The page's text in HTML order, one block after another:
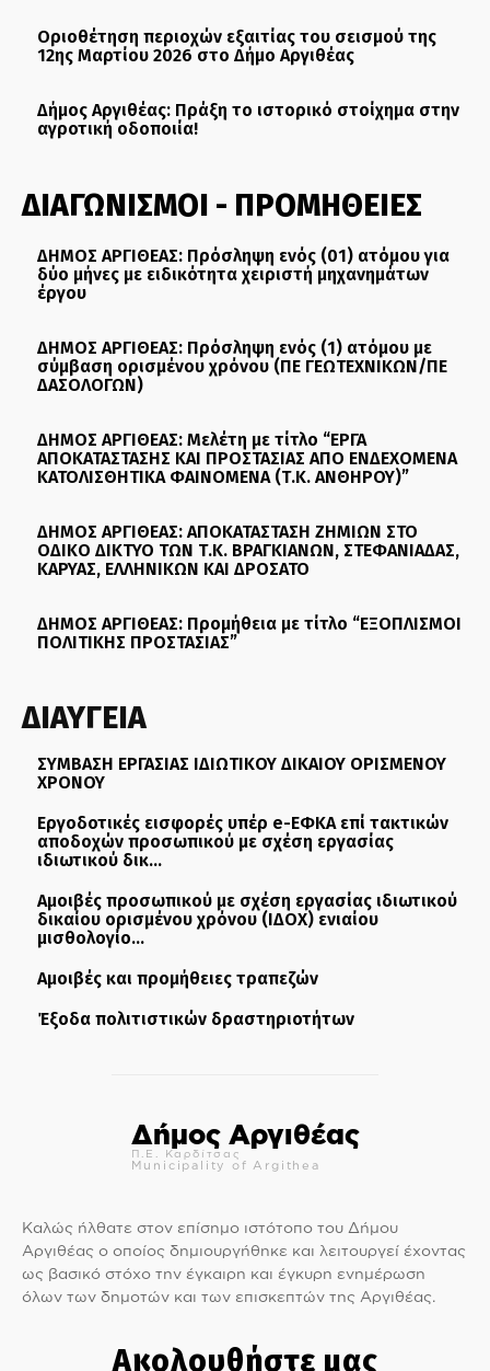
Οριοθέτηση περιοχών εξαιτίας του σεισμού της
12ης Μαρτίου 2026 στο Δήμο Αργιθέας
Δήμος Αργιθέας: Πράξη το ιστορικό στοίχημα στην
αγροτική οδοποιία!
ΔΙΑΓΩΝΙΣΜΟΙ - ΠΡΟΜΗΘΕΙΕΣ
ΔΗΜΟΣ ΑΡΓΙΘΕΑΣ: Πρόσληψη ενός (01) ατόμου για
δύο μήνες με ειδικότητα χειριστή μηχανημάτων
έργου
ΔΗΜΟΣ ΑΡΓΙΘΕΑΣ: Πρόσληψη ενός (1) ατόμου με
σύμβαση ορισμένου χρόνου (ΠΕ ΓΕΩΤΕΧΝΙΚΩΝ/ΠΕ
ΔΑΣΟΛΟΓΩΝ)
ΔΗΜΟΣ ΑΡΓΙΘΕΑΣ: Μελέτη με τίτλο “ΕΡΓΑ
ΑΠΟΚΑΤΑΣΤΑΣΗΣ ΚΑΙ ΠΡΟΣΤΑΣΙΑΣ ΑΠΟ ΕΝΔΕΧΟΜΕΝΑ
ΚΑΤΟΛΙΣΘΗΤΙΚΑ ΦΑΙΝΟΜΕΝΑ (Τ.Κ. ΑΝΘΗΡΟΥ)”
ΔΗΜΟΣ ΑΡΓΙΘΕΑΣ: ΑΠΟΚΑΤΑΣΤΑΣΗ ΖΗΜΙΩΝ ΣΤΟ
ΟΔΙΚΟ ΔΙΚΤΥΟ ΤΩΝ Τ.Κ. ΒΡΑΓΚΙΑΝΩΝ, ΣΤΕΦΑΝΙΑΔΑΣ,
ΚΑΡΥΑΣ, ΕΛΛΗΝΙΚΩΝ ΚΑΙ ΔΡΟΣΑΤΟ
ΔΗΜΟΣ ΑΡΓΙΘΕΑΣ: Προμήθεια με τίτλο “ΕΞΟΠΛΙΣΜΟΙ
ΠΟΛΙΤΙΚΗΣ ΠΡΟΣΤΑΣΙΑΣ”
ΔΙΑΥΓΕΙΑ
ΣΥΜΒΑΣΗ ΕΡΓΑΣΙΑΣ ΙΔΙΩΤΙΚΟΥ ΔΙΚΑΙΟΥ ΟΡΙΣΜΕΝΟΥ
ΧΡΟΝΟΥ
Εργοδοτικές εισφορές υπέρ e-ΕΦΚΑ επί τακτικών
αποδοχών προσωπικού με σχέση εργασίας
ιδιωτικού δικ...
Αμοιβές προσωπικού με σχέση εργασίας ιδιωτικού
δικαίου ορισμένου χρόνου (ΙΔΟΧ) ενιαίου
μισθολογίο...
Αμοιβές και προμήθειες τραπεζών
Έξοδα πολιτιστικών δραστηριοτήτων
Δήμος Αργιθέας
Π.Ε. Καρδίτσας
Municipality of Argithea
Καλώς ήλθατε στον επίσημο ιστότοπο του Δήμου
Αργιθέας ο οποίος δημιουργήθηκε και λειτουργεί έχοντας
ως βασικό στόχο την έγκαιρη και έγκυρη ενημέρωση
όλων των δημοτών και των επισκεπτών της Αργιθέας.
Ακολουθήστε μας